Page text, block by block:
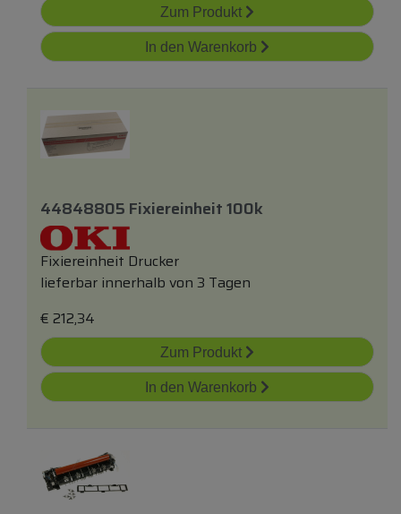
Zum Produkt
In den Warenkorb
44848805 Fixiereinheit 100k
Fixiereinheit Drucker
lieferbar innerhalb von 3 Tagen
€ 212,34
Zum Produkt
In den Warenkorb